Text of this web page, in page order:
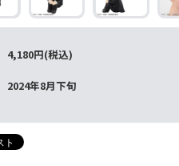
4,180円(税込)
2024年8月下旬